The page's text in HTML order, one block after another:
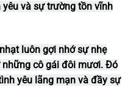
và sự trường tồn vĩnh
luôn gợi nhớ sự nhẹ
những cô gái đôi mươi. Đó
yêu lãng mạn và đầy sự